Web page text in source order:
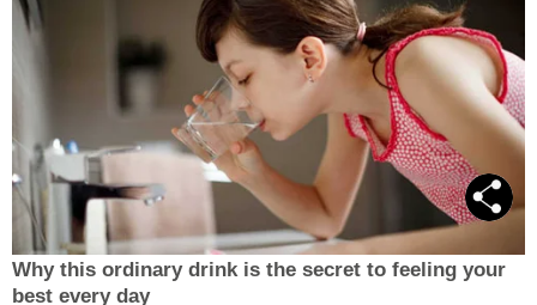
Why this ordinary drink is the secret to feeling your
best every day